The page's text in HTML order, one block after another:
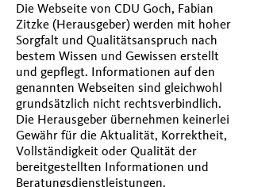
Die Webseite von CDU Goch, Fabian
Zitzke (Herausgeber) werden mit hoher
Sorgfalt und Qualitätsanspruch nach
bestem Wissen und Gewissen erstellt
und gepflegt. Informationen auf den
genannten Webseiten sind gleichwohl
grundsätzlich nicht rechtsverbindlich.
Die Herausgeber übernehmen keinerlei
Gewähr für die Aktualität, Korrektheit,
Vollständigkeit oder Qualität der
bereitgestellten Informationen und
Beratungsdienstleistungen.